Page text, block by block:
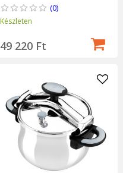
(0)
Készleten
49 220 Ft